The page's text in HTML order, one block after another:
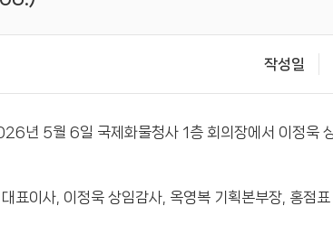
작성일
년 5월 6일 국제화물청사 1층 회의장에서 이정욱
표이사, 이정욱 상임감사, 옥영복 기획본부장, 홍점